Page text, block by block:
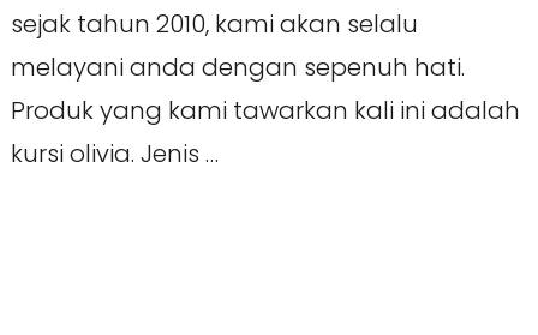
sejak tahun 2010, kami akan selalu
melayani anda dengan sepenuh hati.
Produk yang kami tawarkan kali ini adalah
kursi olivia. Jenis …